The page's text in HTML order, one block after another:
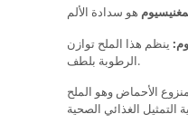
ينظم هذا الملح توازن
الرطوبة بلطف.
منزوع الأحماض وهو الملح